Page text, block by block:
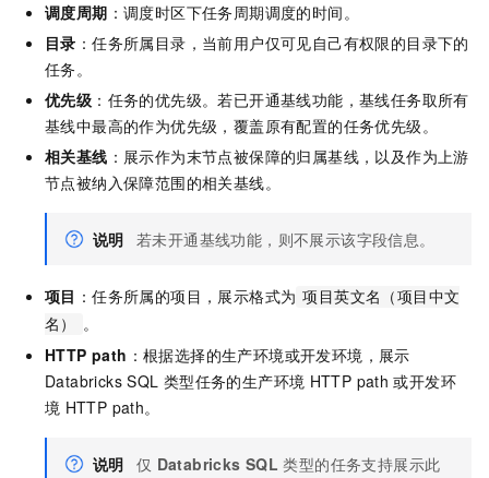
调度周期 ：调度时区下任务周期调度的时间。
目录 ：任务所属目录，当前用户仅可见自己有权限的目录下的
任务。
优先级 ：任务的优先级。若已开通基线功能，基线任务取所有
基线中最高的作为优先级，覆盖原有配置的任务优先级。
相关基线 ：展示作为末节点被保障的归属基线，以及作为上游
节点被纳入保障范围的相关基线。
说明 若未开通基线功能，则不展示该字段信息。
项目 ：任务所属的项目，展示格式为 项目英文名（项目中文
名）
。
HTTP path ：根据选择的生产环境或开发环境，展示
Databricks SQL 类型任务的生产环境 HTTP path 或开发环
境 HTTP path。
说明 仅 Databricks SQL 类型的任务支持展示此